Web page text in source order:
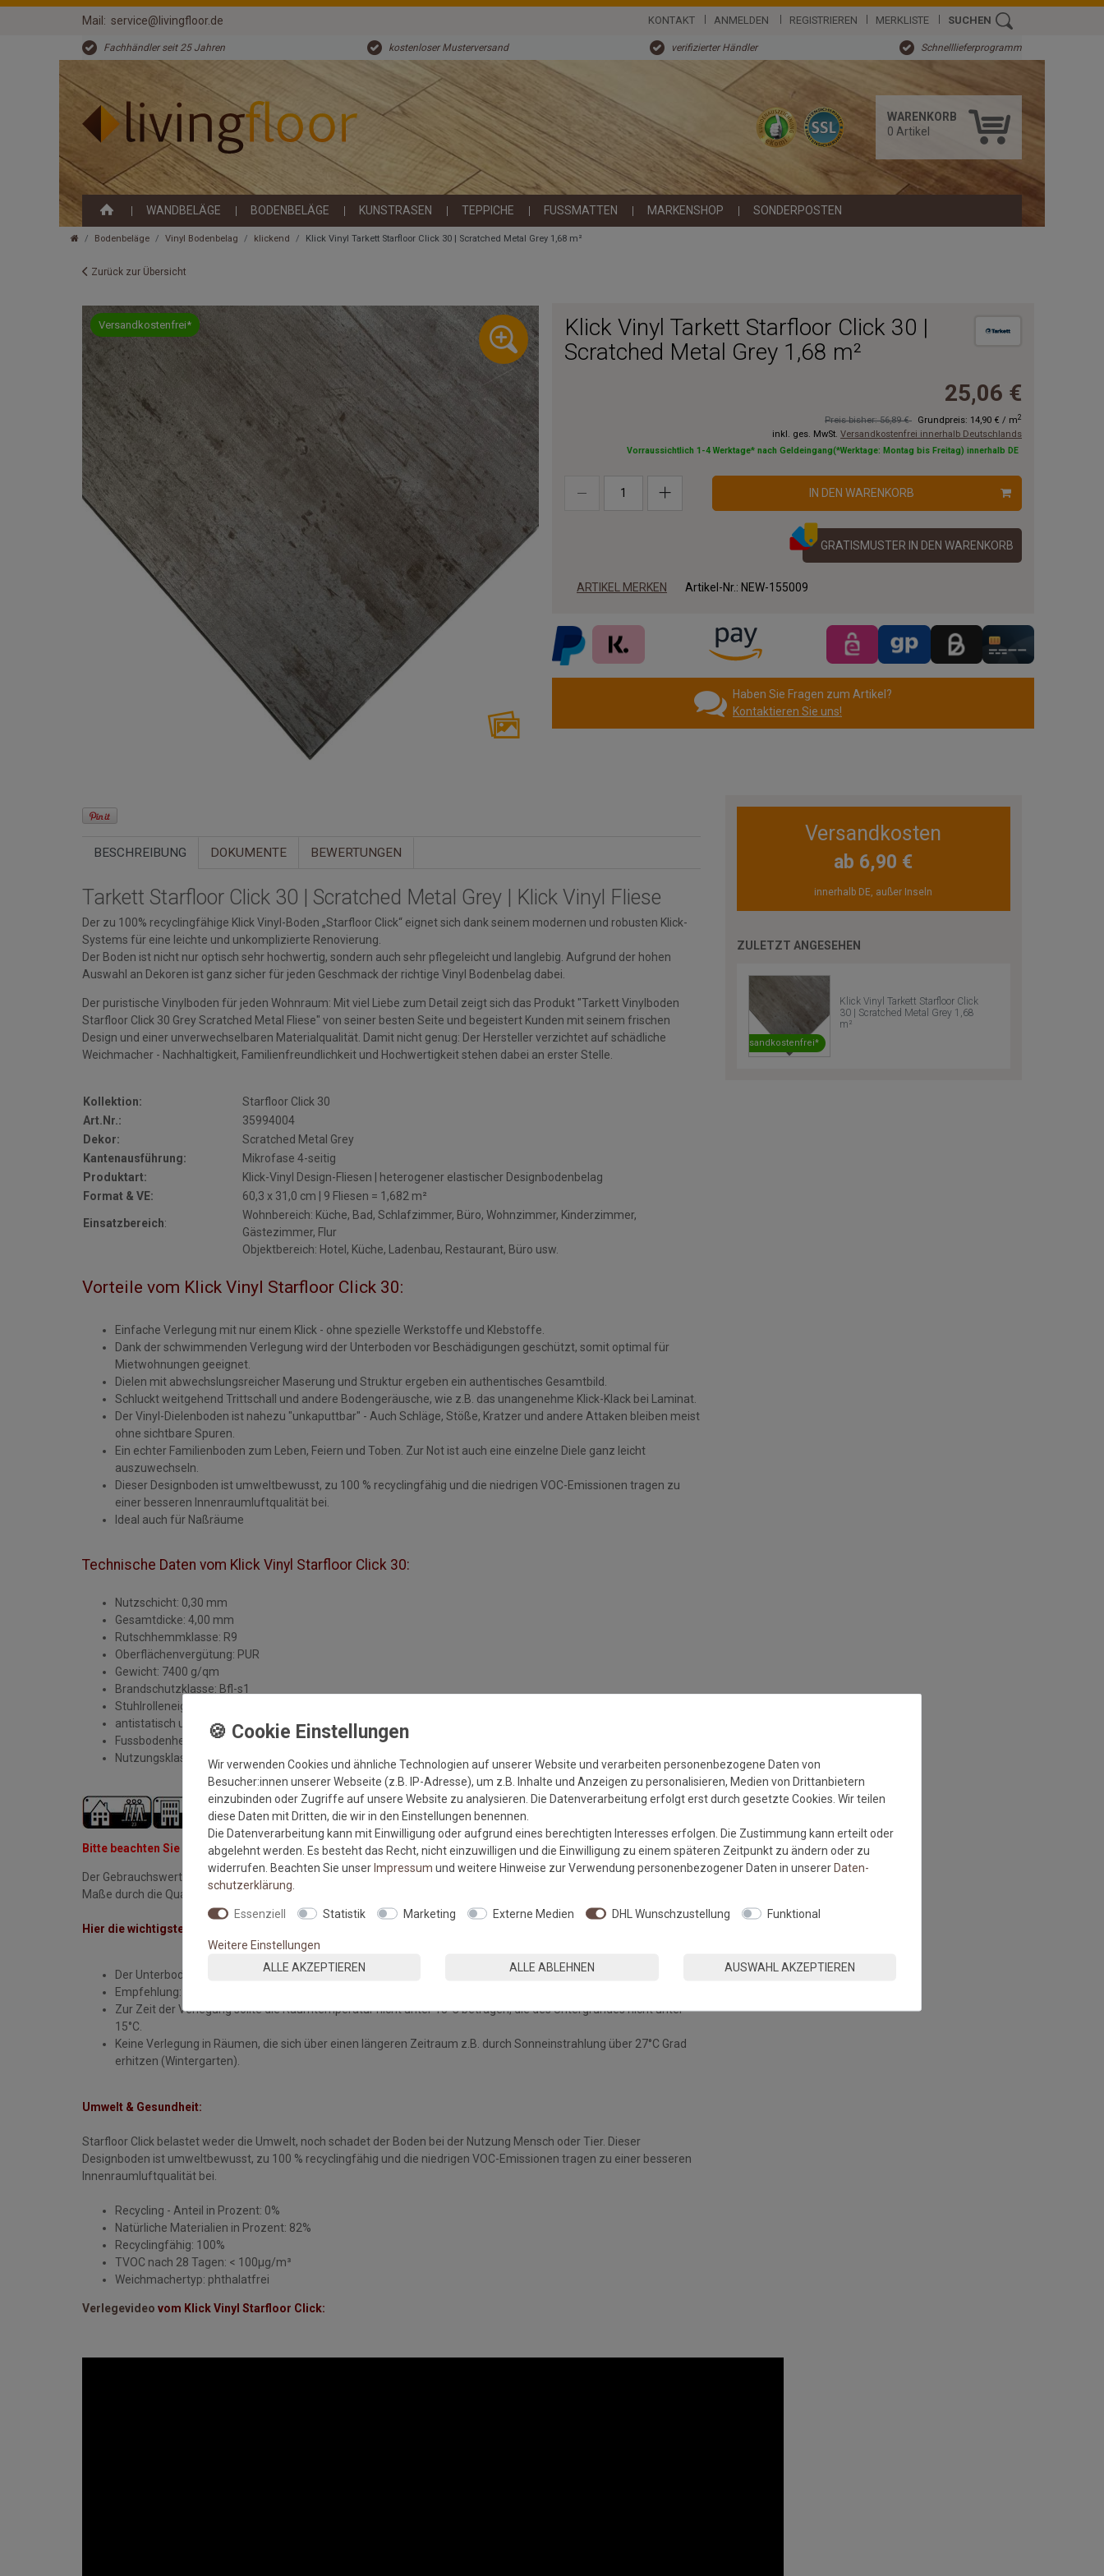
Mail: service@livingfloor.de KONTAKT ANMELDEN REGISTRIEREN MERKLISTE SUCHEN
Fachhändler seit 25 Jahren kostenloser Musterversand verifizierter Händler Schnelllieferprogramm
WARENKORB
0 Artikel
WANDBELÄGE BODENBELÄGE KUNSTRASEN TEPPICHE FUSSMATTEN MARKENSHOP SONDERPOSTEN
Bodenbeläge Vinyl Bodenbelag klickend Klick Vinyl Tarkett Starfloor Click 30 | Scratched Metal Grey 1,68 m²
Zurück zur Übersicht
Versandkostenfrei*
Klick Vinyl Tarkett Starfloor Click 30 |
Scratched Metal Grey 1,68 m²
25,06 €
Preis bisher: 56,89 € Grundpreis: 14,90 € / m2
inkl. ges. MwSt. Versandkostenfrei innerhalb Deutschlands
Vorraussichtlich 1-4 Werktage* nach Geldeingang(*Werktage: Montag bis Freitag) innerhalb DE
IN DEN WARENKORB
GRATISMUSTER IN DEN WARENKORB
ARTIKEL MERKEN Artikel-Nr.: NEW-155009
Haben Sie Fragen zum Artikel?
Kontaktieren Sie uns!
BESCHREIBUNG DOKUMENTE BEWERTUNGEN
Tarkett Starfloor Click 30 | Scratched Metal Grey | Klick Vinyl Fliese
Der zu 100% recyclingfähige Klick Vinyl-Boden „Starfloor Click“ eignet sich dank seinem modernen und robusten Klick-
Systems für eine leichte und unkomplizierte Renovierung.
Der Boden ist nicht nur optisch sehr hochwertig, sondern auch sehr pflegeleicht und langlebig. Aufgrund der hohen
Auswahl an Dekoren ist ganz sicher für jeden Geschmack der richtige Vinyl Bodenbelag dabei.
Der puristische Vinylboden für jeden Wohnraum: Mit viel Liebe zum Detail zeigt sich das Produkt "Tarkett Vinylboden
Starfloor Click 30 Grey Scratched Metal Fliese" von seiner besten Seite und begeistert Kunden mit seinem frischen
Design und einer unverwechselbaren Materialqualität. Damit nicht genug: Der Hersteller verzichtet auf schädliche
Weichmacher - Nachhaltigkeit, Familienfreundlichkeit und Hochwertigkeit stehen dabei an erster Stelle.
Kollektion:
Starfloor Click 30
Art.Nr.:
35994004
Dekor:
Scratched Metal Grey
Kantenausführung:
Mikrofase 4-seitig
Produktart:
Klick-Vinyl Design-Fliesen | heterogener elastischer Designbodenbelag
Format & VE:
60,3 x 31,0 cm | 9 Fliesen = 1,682 m²
Einsatzbereich:
Wohnbereich: Küche, Bad, Schlafzimmer, Büro, Wohnzimmer, Kinderzimmer,
Gästezimmer, Flur
Objektbereich: Hotel, Küche, Ladenbau, Restaurant, Büro usw.
Vorteile vom Klick Vinyl Starfloor Click 30:
Einfache Verlegung mit nur einem Klick - ohne spezielle Werkstoffe und Klebstoffe.
Dank der schwimmenden Verlegung wird der Unterboden vor Beschädigungen geschützt, somit optimal für
Mietwohnungen geeignet.
Dielen mit abwechslungsreicher Maserung und Struktur ergeben ein authentisches Gesamtbild.
Schluckt weitgehend Trittschall und andere Bodengeräusche, wie z.B. das unangenehme Klick-Klack bei Laminat.
Der Vinyl-Dielenboden ist nahezu "unkaputtbar" - Auch Schläge, Stöße, Kratzer und andere Attaken bleiben meist
ohne sichtbare Spuren.
Ein echter Familienboden zum Leben, Feiern und Toben. Zur Not ist auch eine einzelne Diele ganz leicht
auszuwechseln.
Dieser Designboden ist umweltbewusst, zu 100 % recyclingfähig und die niedrigen VOC-Emissionen tragen zu
einer besseren Innenraumluftqualität bei.
Ideal auch für Naßräume
Technische Daten vom Klick Vinyl Starfloor Click 30:
Nutzschicht: 0,30 mm
Gesamtdicke: 4,00 mm
Rutschhemmklasse: R9
Oberflächenvergütung: PUR
Gewicht: 7400 g/qm
Brandschutzklasse: Bfl-s1
Stuhlrolleneignung: geeignet Typ W
antistatisch und pflegeleicht
Fussbodenheizung (Warmwasser): bis max 27°C Oberflächentemperatur
Nutzungsklasse: Wohnen 23 | Gewerblich: 31
Bitte beachten Sie immer die Tarkett Verlege- und Pflegehinweise aus derVerlegeanleitung!
Der Gebrauchswert eines Bodenbelages wird nicht nur durch die Materialeigenschaften bestimmt, sondern im gleichen
Maße durch die Qualität der Verlegearbeiten.
Hier die wichtigsten Verlegehinweise vom Klick Vinyl Starfloor Click 30:
Der Unterboden muss eben, glatt, fest, rissfrei, trocken und sauber sein.
Empfehlung: Die einzelnen Dielen sollten 24 Stunden vor der Verlegung in dem Raum ausgelegt werden.
Zur Zeit der Verlegung sollte die Raumtemperatur nicht unter 18°C betragen, die des Untergrundes nicht unter
15°C.
Keine Verlegung in Räumen, die sich über einen längeren Zeitraum z.B. durch Sonneinstrahlung über 27°C Grad
erhitzen (Wintergarten).
Umwelt & Gesundheit:
Starfloor Click belastet weder die Umwelt, noch schadet der Boden bei der Nutzung Mensch oder Tier. Dieser
Designboden ist umweltbewusst, zu 100 % recyclingfähig und die niedrigen VOC-Emissionen tragen zu einer besseren
Innenraumluftqualität bei.
Recycling - Anteil in Prozent: 0%
Natürliche Materialien in Prozent: 82%
Recyclingfähig: 100%
TVOC nach 28 Tagen: < 100μg/m³
Weichmachertyp: phthalatfrei
Verlegevideo vom Klick Vinyl Starfloor Click:
Versandkosten
ab 6,90 €
innerhalb DE, außer Inseln
ZULETZT ANGESEHEN
Versandkostenfrei*
Klick Vinyl Tarkett Starfloor Click
30 | Scratched Metal Grey 1,68
m²
Wir verwenden Cookies und ähnliche Technologien auf unserer Website und verarbeiten personenbezogene Daten von
Besucher:innen unserer Webseite (z.B. IP-Adresse), um z.B. Inhalte und Anzeigen zu personalisieren, Medien von Drittanbietern
einzubinden oder Zugriffe auf unsere Website zu analysieren. Die Datenverarbeitung erfolgt erst durch gesetzte Cookies. Wir teilen
diese Daten mit Dritten, die wir in den Einstellungen benennen.
Die Datenverarbeitung kann mit Einwilligung oder aufgrund eines berechtigten Interesses erfolgen. Die Zustimmung kann erteilt oder
abgelehnt werden. Es besteht das Recht, nicht einzuwilligen und die Einwilligung zu einem späteren Zeitpunkt zu ändern oder zu
widerrufen. Beachten Sie unserImpressum und weitere Hinweise zur Verwendung personenbezogener Daten in unsererDaten­
schutz­erklärung
Essenziell Statistik Marketing Externe Medien DHL Wunschzustellung Funktional
Weitere Einstellungen
ALLE AKZEPTIEREN
ALLE ABLEHNEN AUSWAHL AKZEPTIEREN